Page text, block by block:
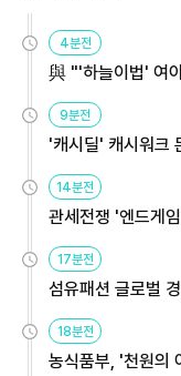
4분전
與 "'하늘이법' 여
9분전
'캐시딜' 캐시워크
14분전
관세전쟁 '엔드게
용해야
17분전
섬유패션 글로벌
원
18분전
농식품부, '천원의